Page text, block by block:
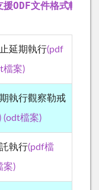
援ODF文件格式軟體
延期執行(pdf
檔案)
執行觀察勒戒
(odt檔案)
執行(pdf檔
案)